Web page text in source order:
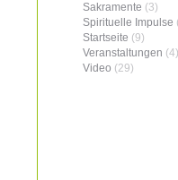
Sakramente (3)
Spirituelle Impulse
Startseite (9)
Veranstaltungen (4)
Video (29)